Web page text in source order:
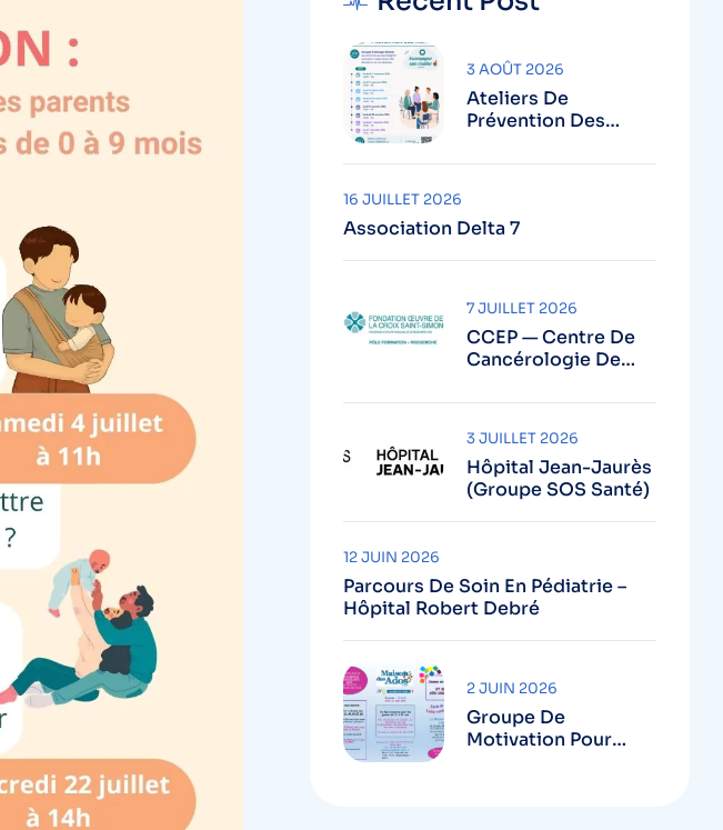
Ateliers De
Prévention Des
3 AOÛT 2026
Association Delta 7
16 JUILLET 2026
CCEP — Centre De
Cancérologie De
Diaconesses Croix
7 JUILLET 2026
Hôpital Jean-Jaurès
(Groupe SOS Santé)
3 JUILLET 2026
Parcours De Soin En Pédiatrie –
Hôpital Robert Debré
12 JUIN 2026
Groupe De
Motivation Pour
2 JUIN 2026